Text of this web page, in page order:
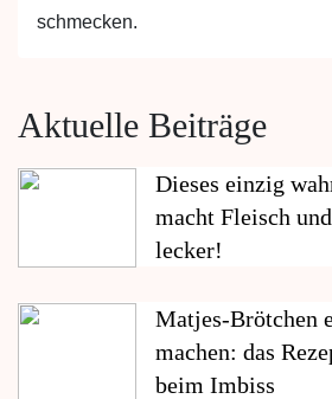
schmecken.
Aktuelle Beiträge
Dieses einzig
macht Fleisch
lecker!
Matjes-Brötchen
machen: das
beim Imbiss